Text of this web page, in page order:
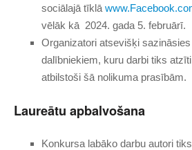
sociālajā tīklā
vēlāk kā 2024. gada 5. februārī.
Organizatori atsevišķi
dalībniekiem, kuru darbi tiks
atbilstoši šā nolikuma prasībām.
Laureātu apbalvošana
Konkursa labāko darbu autori